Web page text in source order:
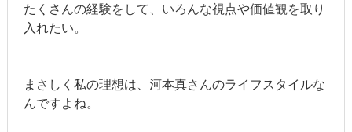
たくさんの経験をして、いろんな視点や価値観を取り
入れたい。
まさしく私の理想は、河本真さんのライフスタイルな
んですよね。